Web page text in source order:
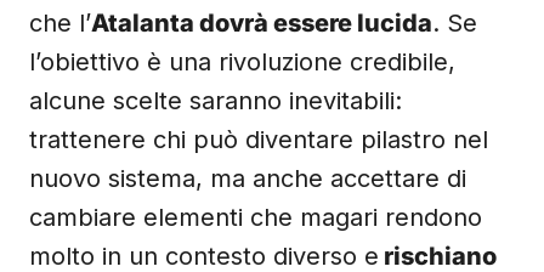
che l’Atalanta dovrà essere lucida. Se
l’obiettivo è una rivoluzione credibile,
alcune scelte saranno inevitabili:
trattenere chi può diventare pilastro nel
nuovo sistema, ma anche accettare di
cambiare elementi che magari rendono
molto in un contesto diverso e rischiano